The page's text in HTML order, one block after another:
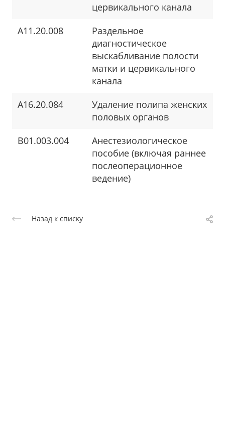
цервикального канала
A11.20.008
Раздельное
диагностическое
выскабливание полости
матки и цервикального
канала
A16.20.084
Удаление полипа женских
половых органов
B01.003.004
Анестезиологическое
пособие (включая раннее
послеоперационное
ведение)
Назад к списку